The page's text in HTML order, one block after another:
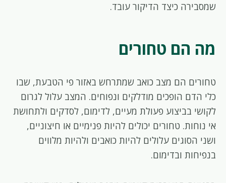
שמסבירה כיצד הדיקור עובד.
מה הם טחורים
טחורים הם מצב כואב שמתרחש באזור פי הטבעת, שבו
כלי הדם הופכים מודלקים ונפוחים. המצב עלול לגרום
לקושי בביצוע פעולת מעיים, לדימום, לסדקים ולתחושת
אי נוחות. טחורים יכולים להיות פנימיים או חיצוניים,
ושני הסוגים עלולים להיות כואבים ולהיות מלווים
בנפיחות ובדימום.